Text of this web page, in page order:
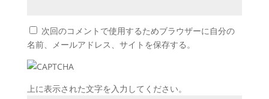
次回のコメントで使用するためブラウザーに自分の
名前、メールアドレス、サイトを保存する。
上に表示された文字を入力してください。